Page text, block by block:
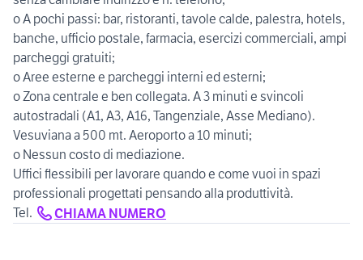
o A pochi passi: bar, ristoranti, tavole calde, palestra, hotels,
banche, ufficio postale, farmacia, esercizi commerciali, ampi
parcheggi gratuiti;
o Aree esterne e parcheggi interni ed esterni;
o Zona centrale e ben collegata. A 3 minuti e svincoli
autostradali (A1, A3, A16, Tangenziale, Asse Mediano).
Vesuviana a 500 mt. Aeroporto a 10 minuti;
o Nessun costo di mediazione.
Uffici flessibili per lavorare quando e come vuoi in spazi
professionali progettati pensando alla produttività.
Tel.
CHIAMA NUMERO